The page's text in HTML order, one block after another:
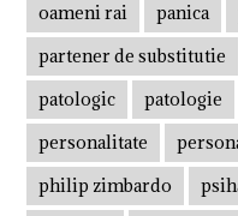
oameni rai
panica
partener de substitutie
patologic
patologie
personalitate
philip zimbardo